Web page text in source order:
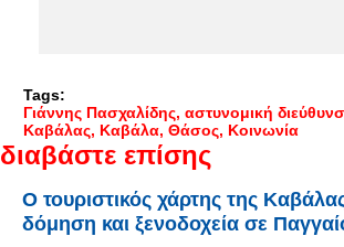
Tags:
Γιάννης Πασχαλίδης αστυνομική
Καβάλας Καβάλα Θάσος Κοινωνία
διαβάστε επίσης
Ο τουριστικός χάρτης της
δόμηση και ξενοδοχεία σε